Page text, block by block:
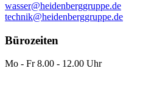
wasser@heidenberggruppe.de
technik@heidenberggruppe.de
Bürozeiten
Mo - Fr 8.00 - 12.00 Uhr